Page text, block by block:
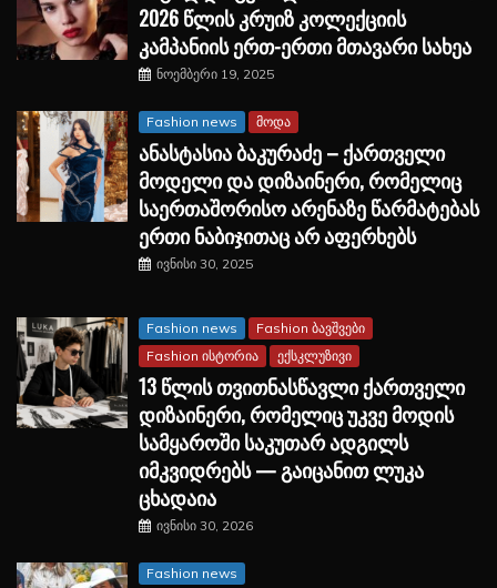
2026 წლის კრუიზ კოლექციის
კამპანიის ერთ-ერთი მთავარი სახეა
ნოემბერი 19, 2025
Fashion news მოდა
ანასტასია ბაკურაძე – ქართველი
მოდელი და დიზაინერი, რომელიც
საერთაშორისო არენაზე წარმატებას
ერთი ნაბიჯითაც არ აფერხებს
ივნისი 30, 2025
Fashion news
Fashion ბავშვები
Fashion ისტორია
ექსკლუზივი
13 წლის თვითნასწავლი ქართველი
დიზაინერი, რომელიც უკვე მოდის
სამყაროში საკუთარ ადგილს
იმკვიდრებს — გაიცანით ლუკა
ცხადაია
ივნისი 30, 2026
Fashion news